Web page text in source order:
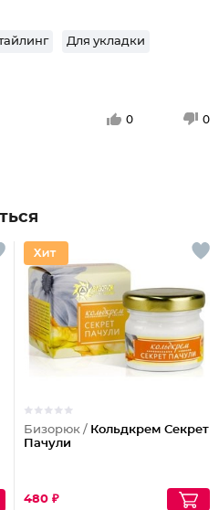
Для укладки
0 0
Бизорюк / Кольдкрем Секрет
Пачули
480 ₽